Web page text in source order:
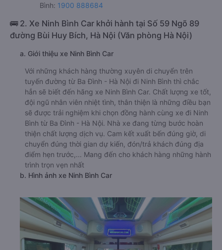
Bình: 1900 888684
🚌 2. Xe Ninh Bình Car khởi hành tại Số 59 Ngõ 89
đường Bùi Huy Bích, Hà Nội (Văn phòng Hà Nội)
a. Giới thiệu xe Ninh Bình Car
Với những khách hàng thường xuyên di chuyển trên
tuyến đường từ Ba Đình - Hà Nội đi Ninh Bình thì chắc
hẳn sẽ biết đến hãng xe Ninh Bình Car. Chất lượng xe tốt,
đội ngũ nhân viên nhiệt tình, thân thiện là những điều bạn
sẽ được trải nghiệm khi chọn đồng hành cùng xe đi Ninh
Bình từ Ba Đình - Hà Nội. Nhà xe đang từng bước hoàn
thiện chất lượng dịch vụ. Cam kết xuất bến đúng giờ, di
chuyển đúng thời gian dự kiến, đón/trả khách đúng địa
điểm hẹn trước,... Mang đến cho khách hàng những hành
trình trọn vẹn nhất
b. Hình ảnh xe Ninh Bình Car